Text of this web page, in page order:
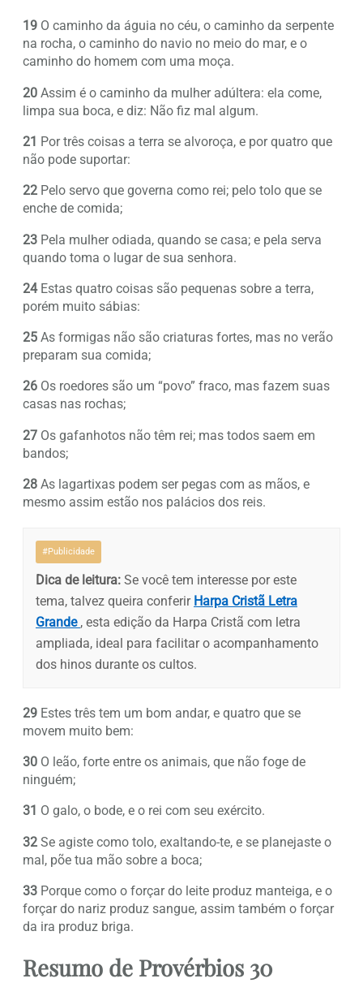
19 O caminho da águia no céu, o caminho da serpente
na rocha, o caminho do navio no meio do mar, e o
caminho do homem com uma moça.
20 Assim é o caminho da mulher adúltera: ela come,
limpa sua boca, e diz: Não fiz mal algum.
21 Por três coisas a terra se alvoroça, e por quatro que
não pode suportar:
22 Pelo servo que governa como rei; pelo tolo que se
enche de comida;
23 Pela mulher odiada, quando se casa; e pela serva
quando toma o lugar de sua senhora.
24Estas quatro coisas são pequenas sobre a terra,
porém muito sábias:
25 As formigas não são criaturas fortes, mas no verão
preparam sua comida;
26 Os roedores são um “povo” fraco, mas fazem suas
casas nas rochas;
27 Os gafanhotos não têm rei; mas todos saem em
bandos;
28 As lagartixas podem ser pegas com as mãos, e
mesmo assim estão nos palácios dos reis.
#Publicidade
Dica de leitura: Se você tem interesse por este
tema, talvez queira conferir Harpa Cristã Letra
Grande , esta edição da Harpa Cristã com letra
ampliada, ideal para facilitar o acompanhamento
dos hinos durante os cultos.
29 Estes três tem um bom andar, e quatro que se
movem muito bem:
30 O leão, forte entre os animais, que não foge de
ninguém;
31 O galo, o bode, e o rei com seu exército.
32 Se agiste como tolo, exaltando-te, e se planejaste o
mal, põe tua mão sobre a boca;
33 Porque como o forçar do leite produz manteiga, e o
forçar do nariz produz sangue, assim também o forçar
da ira produz briga.
Resumo de Provérbios 30